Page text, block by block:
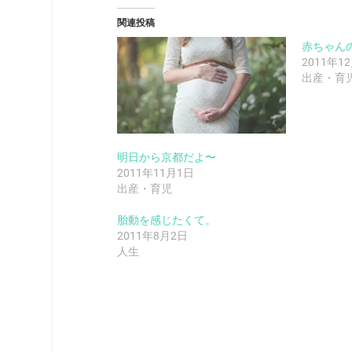
関連投稿
赤ちゃん
2011年12
出産・育
明日から京都だよ〜
2011年11月1日
出産・育児
胎動を感じたくて。
2011年8月2日
人生